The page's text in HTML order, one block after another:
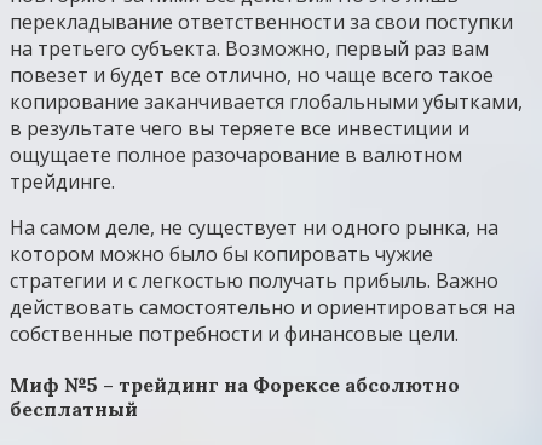
перекладывание ответственности за свои поступки
на третьего субъекта. Возможно, первый раз вам
повезет и будет все отлично, но чаще всего такое
копирование заканчивается глобальными убытками,
в результате чего вы теряете все инвестиции и
ощущаете полное разочарование в валютном
трейдинге.
На самом деле, не существует ни одного рынка, на
котором можно было бы копировать чужие
стратегии и с легкостью получать прибыль. Важно
действовать самостоятельно и ориентироваться на
собственные потребности и финансовые цели.
Миф №5 – трейдинг на Форексе абсолютно
бесплатный